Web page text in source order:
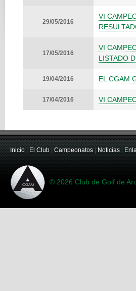
29/05/2016
VI
17/05/2016
VI
LISTADO
19/04/2016 EL CGAM
17/04/2016 VI
Inicio|El Club|Campeonatos| Noticias|
© 2026 Club de Golf de